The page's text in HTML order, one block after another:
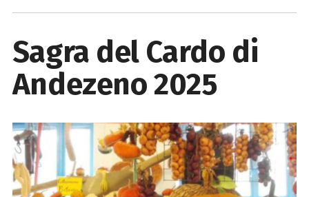
Sagra del Cardo di
Andezeno 2025